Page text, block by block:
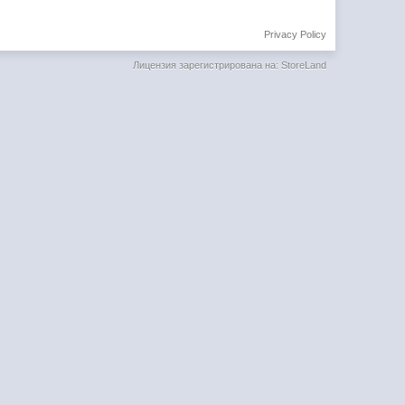
Privacy Policy
Лицензия зарегистрирована на: StoreLand